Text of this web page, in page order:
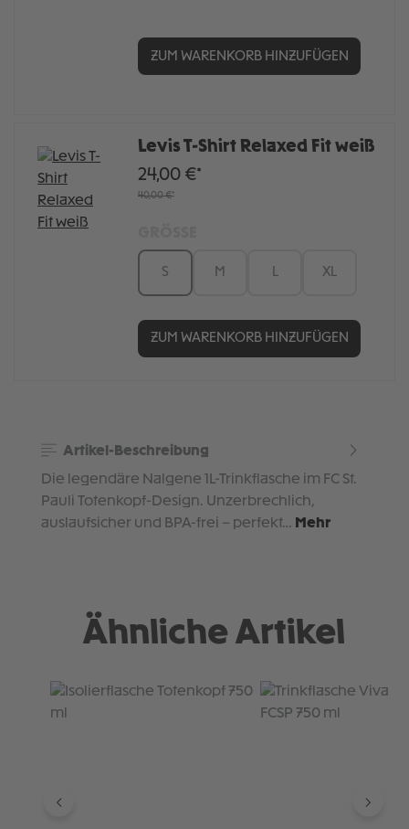
ZUM WARENKORB HINZUFÜGEN
Levis T-Shirt Relaxed Fit weiß
24,00 €*
40,00 €*
S M L XL
ZUM WARENKORB HINZUFÜGEN
Artikel-Beschreibung
Die legendäre Nalgene 1L-Trinkflasche im FC St.
Pauli Totenkopf-Design. Unzerbrechlich,
auslaufsicher und BPA-frei – perfekt… Mehr
Ähnliche Artikel
Produktgalerie überspringen